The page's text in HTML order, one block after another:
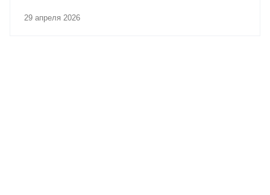
29 апреля 2026